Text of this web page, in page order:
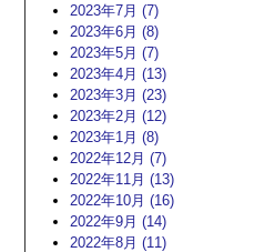
2023年7月 (7)
2023年6月 (8)
2023年5月 (7)
2023年4月 (13)
2023年3月 (23)
2023年2月 (12)
2023年1月 (8)
2022年12月 (7)
2022年11月 (13)
2022年10月 (16)
2022年9月 (14)
2022年8月 (11)